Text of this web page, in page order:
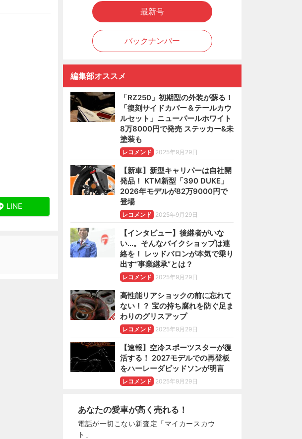
LINE
最新号
バックナンバー
編集部オススメ
「RZ250」初期型の外装が蘇る！
「復刻サイドカバー＆テールカウ
ルセット」ニューパールホワイト
8万8000円で発売 ステッカー&未
塗装も
レコメンド 2025年9月29日
【新車】新型キャリパーは自社開
発品！ KTM新型「390 DUKE」
2026年モデルが82万9000円で
登場
レコメンド 2025年9月29日
【インタビュー】後継者がいな
い…。そんなバイクショップは連
絡を！ レッドバロンが本気で乗り
出す“事業継承”とは？
レコメンド 2025年9月29日
高性能リアショックの前に忘れて
ない！？ 宝の持ち腐れを防ぐ足ま
わりのグリスアップ
レコメンド 2025年9月29日
【速報】空冷スポーツスターが復
活する！ 2027モデルでの再登板
をハーレーダビッドソンが明言
レコメンド 2025年9月29日
あなたの愛車が高く売れる！
電話が一切こない新査定「マイカースカウ
ト」